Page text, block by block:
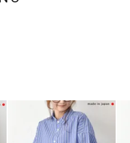
ース・チュニック
08mab(ゼロハチマブ)